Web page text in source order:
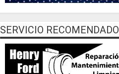
SERVICIO RECOMENDADO